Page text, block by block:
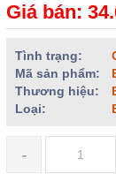
Giá bán:
Tình trạng:
Mã sản phẩm:
Thương hiệu:
Loại:
-